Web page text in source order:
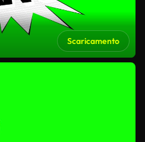
Scaricamento